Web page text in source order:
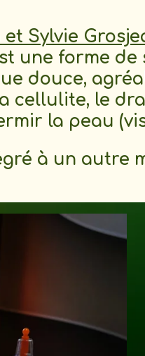
et Sylvie
une forme de
douce,
cellulite, le
la peau
à un autre